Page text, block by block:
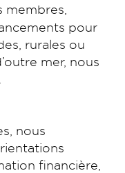
membres,
pour
rurales ou
mer, nous
nous
financière,